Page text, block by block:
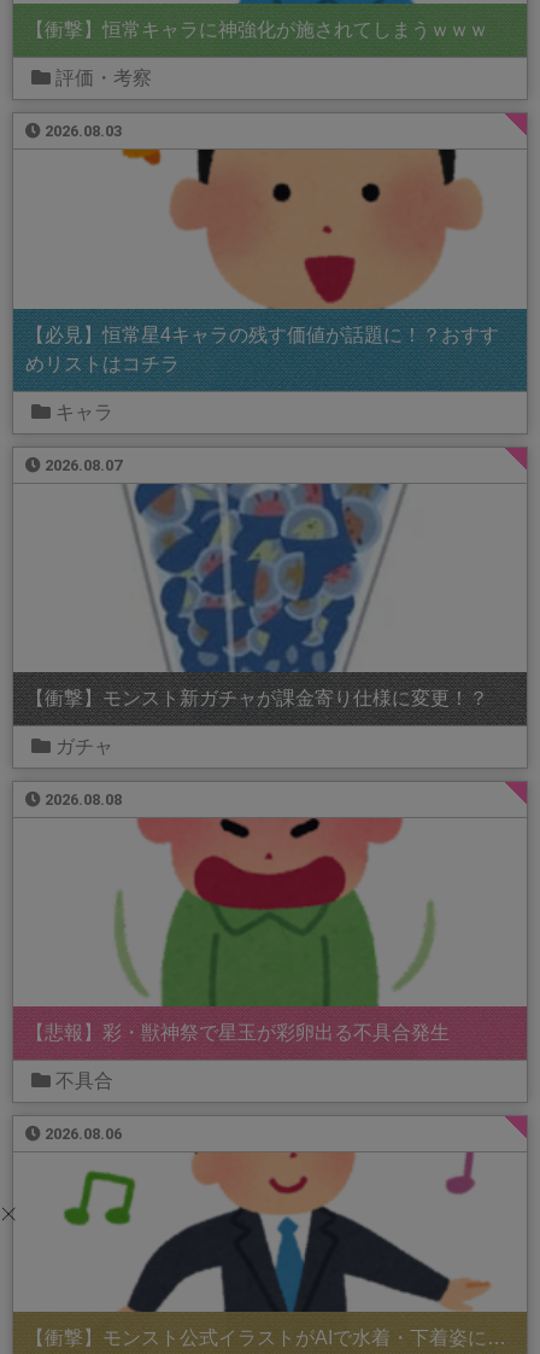
【衝撃】恒常キャラに神強化が施されてしまうｗｗｗ
評価・考察
2026.08.03
【必見】恒常星4キャラの残す価値が話題に！？おすす
めリストはコチラ
キャラ
2026.08.07
【衝撃】モンスト新ガチャが課金寄り仕様に変更！？
ガチャ
2026.08.08
【悲報】彩・獣神祭で星玉が彩卵出る不具合発生
不具合
2026.08.06
【衝撃】モンスト公式イラストがAIで水着・下着姿に…